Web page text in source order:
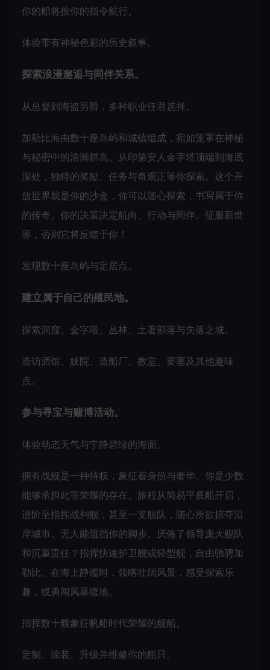
你的船将按你的指令航行。
体验带有神秘色彩的历史叙事。
探索浪漫邂逅与同伴关系。
从总督到海盗男爵，多种职业任君选择。
加勒比海由数十座岛屿和城镇组成，宛如笼罩在神秘
与秘密中的浩瀚群岛。从印第安人金字塔顶端到海底
深处，独特的奖励、任务与奇观正等你探索。这个开
放世界就是你的沙盒，你可以随心探索，书写属于你
的传奇。你的决策决定航向、行动与同伴。征服新世
界，否则它将反噬于你！
发现数十座岛屿与定居点。
建立属于自己的殖民地。
探索洞窟、金字塔、丛林、土著部落与失落之城。
造访酒馆、妓院、造船厂、教堂、要塞及其他趣味
点。
参与寻宝与赌博活动。
体验动态天气与宁静碧绿的海面。
拥有战舰是一种特权，象征着身份与奢华。你是少数
能够承担此等荣耀的存在。旅程从简易平底船开启，
进阶至指挥战列舰，甚至一支舰队，随心所欲掠夺沿
岸城市。无人能阻挡你的脚步。厌倦了领导庞大舰队
和沉重责任？指挥快速护卫舰或轻型舰，自由驰骋加
勒比。在海上静谧时，领略壮阔风景，感受探索乐
趣，或勇闯风暴腹地。
指挥数十艘象征帆船时代荣耀的舰船。
定制、涂装、升级并维修你的船只。